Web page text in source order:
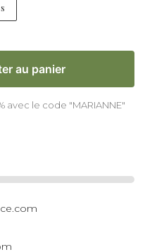
au panier
le code "MARIANNE"